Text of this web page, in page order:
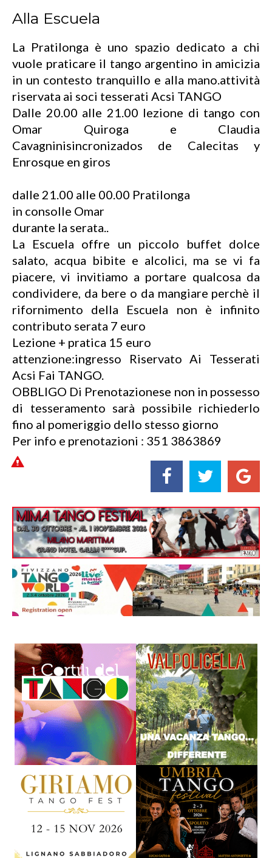
Alla Escuela
La Pratilonga è uno spazio dedicato a chi
vuole praticare il tango argentino in amicizia
in un contesto tranquillo e alla mano.attività
riservata ai soci tesserati Acsi TANGO
Dalle 20.00 alle 21.00 lezione di tango con
Omar Quiroga e Claudia
Cavagninisincronizados de Calecitas y
Enrosque en giros
dalle 21.00 alle 00.00 Pratilonga
in consolle Omar
durante la serata..
La Escuela offre un piccolo buffet dolce
salato, acqua bibite e alcolici, ma se vi fa
piacere, vi invitiamo a portare qualcosa da
condividere, da bere o da mangiare perchè il
rifornimento della Escuela non è infinito
contributo serata 7 euro
Lezione + pratica 15 euro
attenzione:ingresso Riservato Ai Tesserati
Acsi Fai TANGO.
OBBLIGO Di Prenotazionese non in possesso
di tesseramento sarà possibile richiederlo
fino al pomeriggio dello stesso giorno
Per info e prenotazioni : 351 3863869